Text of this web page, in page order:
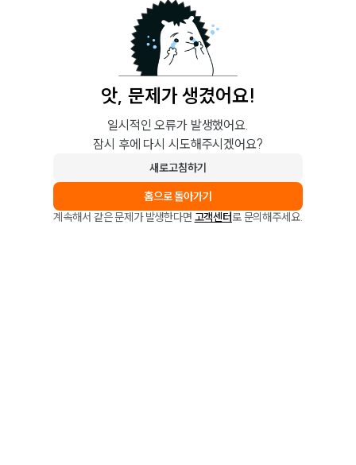
앗, 문제가 생겼어요!
일시적인 오류가 발생했어요.
잠시 후에 다시 시도해주시겠어요?
새로고침하기
홈으로 돌아가기
계속해서 같은 문제가 발생한다면 고객센터로 문의해주세요.